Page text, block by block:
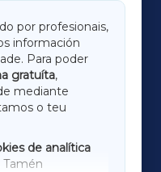
por profesionais,
información
Para poder
gratuíta,
mediante
o teu
de analítica
Tamén